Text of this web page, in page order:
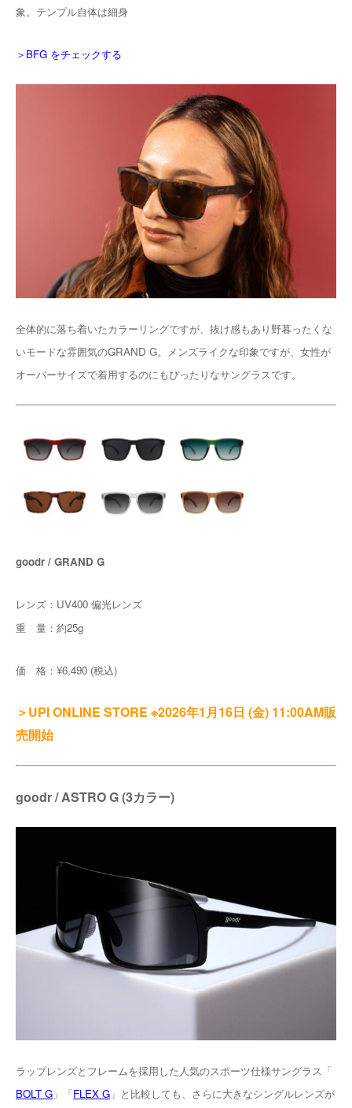
象。テンプル自体は細身
＞BFG をチェックする
全体的に落ち着いたカラーリングですが、抜け感もあり野暮ったくな
いモードな雰囲気のGRAND G。メンズライクな印象ですが、女性が
オーバーサイズで着用するのにもぴったりなサングラスです。
goodr / GRAND G
レンズ：UV400 偏光レンズ
重 量：約25g
価 格：¥6,490 (税込)
＞UPI ONLINE STORE ※2026年1月16日 (金) 11:00AM販
売開始
goodr / ASTRO G (3カラー)
ラップレンズとフレームを採用した人気のスポーツ仕様サングラス「
BOLT G 」「FLEX G 」と比較しても、さらに大きなシングルレンズが